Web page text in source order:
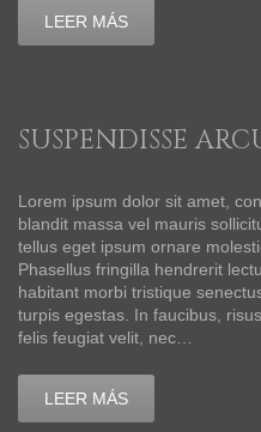
LEER MÁS
SUSPENDISSE
Lorem ipsum dolor sit amet,
blandit massa vel mauris
tellus eget ipsum ornare
Phasellus fringilla hendrerit
habitant morbi tristique
turpis egestas. In faucibus,
felis feugiat velit, nec…
LEER MÁS